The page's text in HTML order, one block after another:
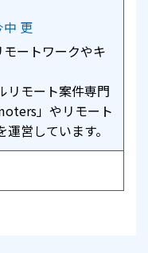
更
ートワークやキ
リモート案件専門
」やリモート
営しています。